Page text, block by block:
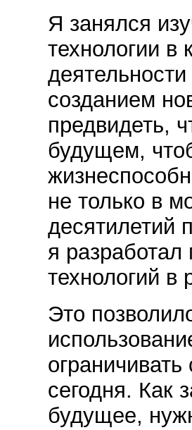
Я занялся
технологии в
созданием
предвидеть,
будущем,
не только в
десятилетий
я разработал
технологий в
Это
сегодня. Как
будущее,